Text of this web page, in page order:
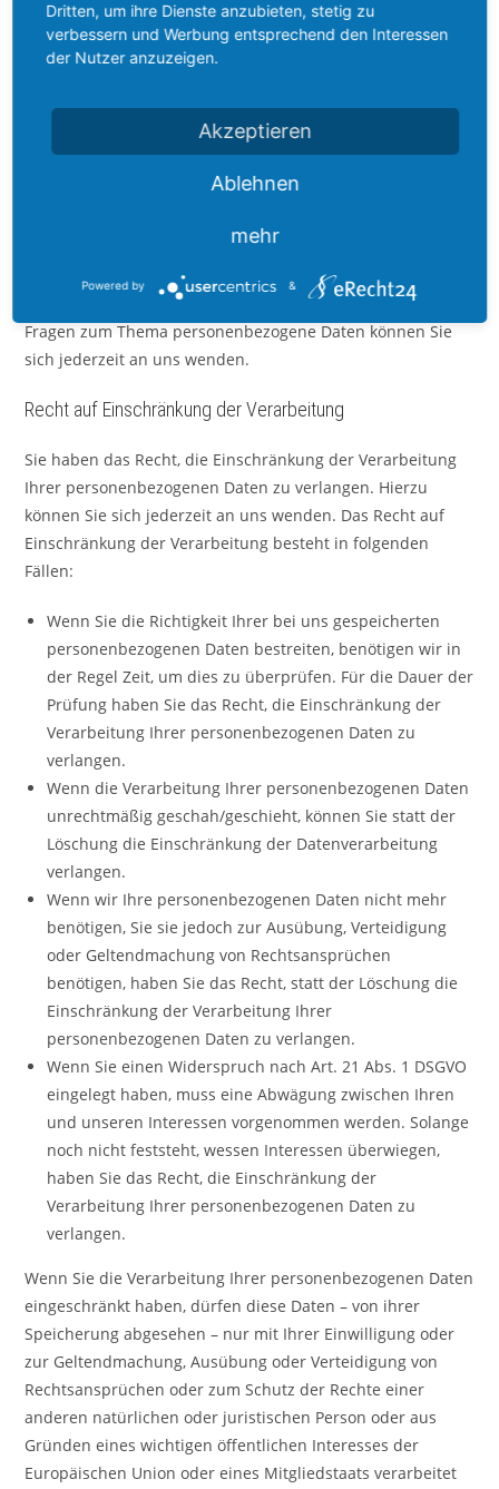
Wenn die SSL- bzw. TLS-Verschlüsselung aktiviert ist,
können die Daten, die Sie an uns übermitteln, nicht von
Dritten mitgelesen werden.
Auskunft, Löschung und Berichtigung
Bestimmungen jederzeit das Recht auf unentgeltliche
Daten, deren Herkunft und Empfänger und den Zweck der
Datenverarbeitung und ggf. ein Recht auf Berichtigung
oder Löschung dieser Daten. Hierzu sowie zu weiteren
Fragen zum Thema personenbezogene Daten können Sie
sich jederzeit an uns wenden.
Recht auf Einschränkung der Verarbeitung
Sie haben das Recht, die Einschränkung der Verarbeitung
Ihrer personenbezogenen Daten zu verlangen. Hierzu
können Sie sich jederzeit an uns wenden. Das Recht auf
Einschränkung der Verarbeitung besteht in folgenden
Fällen:
Wenn Sie die Richtigkeit Ihrer bei uns gespeicherten
personenbezogenen Daten bestreiten, benötigen wir in
der Regel Zeit, um dies zu überprüfen. Für die Dauer der
Prüfung haben Sie das Recht, die Einschränkung der
Verarbeitung Ihrer personenbezogenen Daten zu
verlangen.
Wenn die Verarbeitung Ihrer personenbezogenen Daten
unrechtmäßig geschah/geschieht, können Sie statt der
Löschung die Einschränkung der Datenverarbeitung
verlangen.
Wenn wir Ihre personenbezogenen Daten nicht mehr
benötigen, Sie sie jedoch zur Ausübung, Verteidigung
oder Geltendmachung von Rechtsansprüchen
benötigen, haben Sie das Recht, statt der Löschung die
Einschränkung der Verarbeitung Ihrer
personenbezogenen Daten zu verlangen.
Wenn Sie einen Widerspruch nach Art. 21 Abs. 1 DSGVO
eingelegt haben, muss eine Abwägung zwischen Ihren
und unseren Interessen vorgenommen werden. Solange
noch nicht feststeht, wessen Interessen überwiegen,
haben Sie das Recht, die Einschränkung der
Verarbeitung Ihrer personenbezogenen Daten zu
verlangen.
Wenn Sie die Verarbeitung Ihrer personenbezogenen Daten
eingeschränkt haben, dürfen diese Daten – von ihrer
Speicherung abgesehen – nur mit Ihrer Einwilligung oder
zur Geltendmachung, Ausübung oder Verteidigung von
Rechtsansprüchen oder zum Schutz der Rechte einer
anderen natürlichen oder juristischen Person oder aus
Gründen eines wichtigen öffentlichen Interesses der
Europäischen Union oder eines Mitgliedstaats verarbeitet
Dritten, um ihre Dienste anzubieten, stetig zu
verbessern und Werbung entsprechend den Interessen
der Nutzer anzuzeigen.
Akzeptieren
Ablehnen
mehr
Powered by &